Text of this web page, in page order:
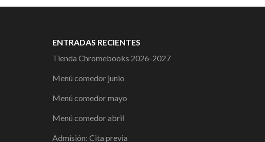
de
ENTRADAS RECIENTES
Tienda Chromebooks 2026-2027
Menú comedor junio
Menú comedor mayo
Menú comedor abril
Admisión: Cita previa